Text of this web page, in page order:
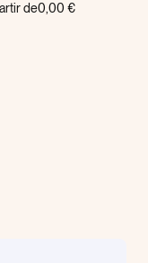
de0,00 €